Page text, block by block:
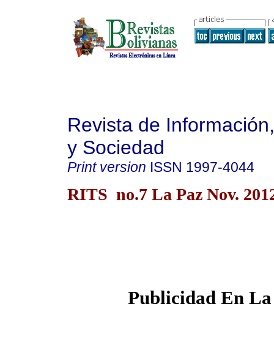
Revista de
y Sociedad
Print version ISSN 1997-4044
RITS no.7 La Paz Nov.
Publicidad En La